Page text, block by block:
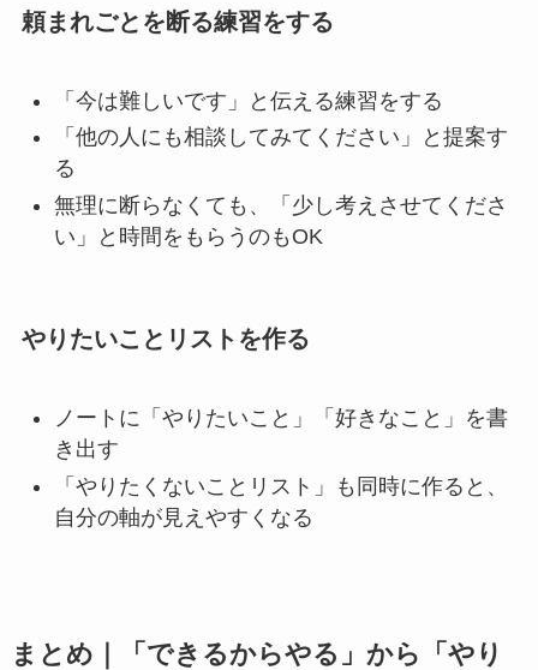
頼まれごとを断る練習をする
「今は難しいです」と伝える練習をする
「他の人にも相談してみてください」と提案す
る
無理に断らなくても、「少し考えさせてくださ
い」と時間をもらうのもOK
やりたいことリストを作る
ノートに「やりたいこと」「好きなこと」を書
き出す
「やりたくないことリスト」も同時に作ると、
自分の軸が見えやすくなる
まとめ｜「できるからやる」から「やり